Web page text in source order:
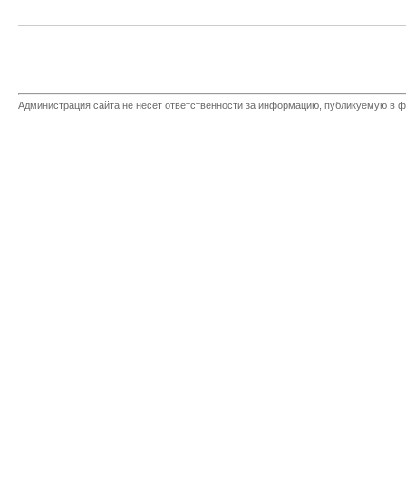
Администрация сайта не несет ответственности за информацию, публикуемую